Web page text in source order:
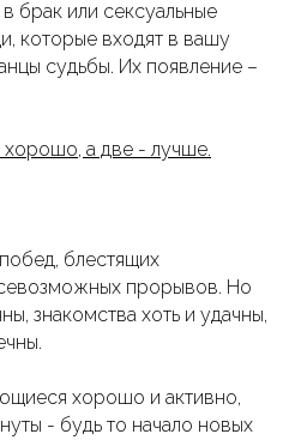
брак или сексуальные
которые входят в вашу
судьбы. Их появление –
хорошо, а две - лучше.
блестящих
прорывов. Но
знакомства хоть и удачны,
хорошо и активно,
- будь то начало новых